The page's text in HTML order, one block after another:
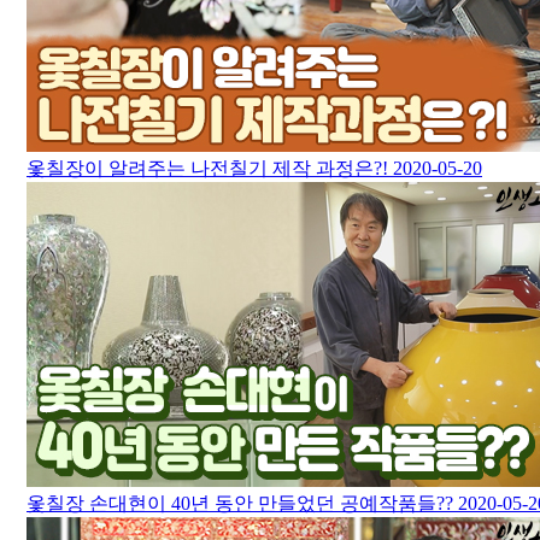
옻칠장이 알려주는 나전칠기 제작 과정은?! 2020-05-20
옻칠장 손대현이 40년 동안 만들었던 공예작품들?? 2020-05-